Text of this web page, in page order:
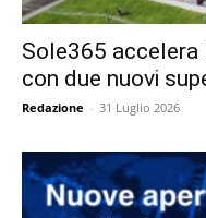
Sole365 accelera
con due nuovi
Redazione - 31 Luglio 2026